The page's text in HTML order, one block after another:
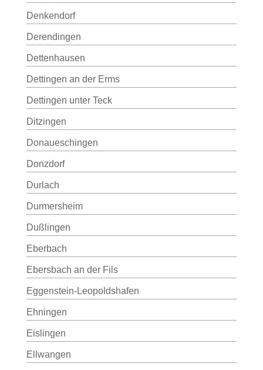
Denkendorf
Derendingen
Dettenhausen
Dettingen an der Erms
Dettingen unter Teck
Ditzingen
Donaueschingen
Donzdorf
Durlach
Durmersheim
Dußlingen
Eberbach
Ebersbach an der Fils
Eggenstein-Leopoldshafen
Ehningen
Eislingen
Ellwangen